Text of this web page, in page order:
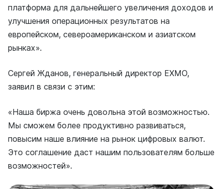
платформа для дальнейшего увеличения доходов и
улучшения операционных результатов на
европейском, североамериканском и азиатском
рынках».
Сергей Жданов, генеральный директор EXMO,
заявил в связи с этим:
«Наша биржа очень довольна этой возможностью.
Мы сможем более продуктивно развиваться,
повысим наше влияние на рынок цифровых валют.
Это соглашение даст нашим пользователям больше
возможностей».